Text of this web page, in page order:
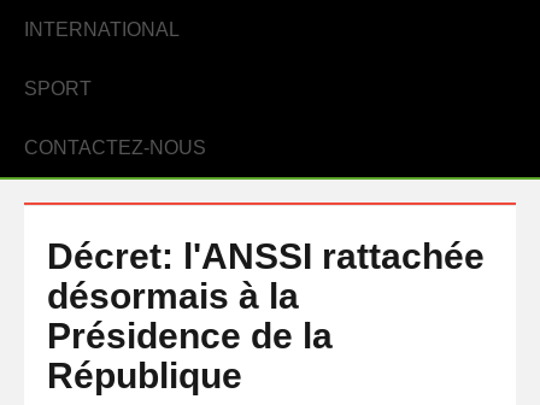
INTERNATIONAL
SPORT
CONTACTEZ-NOUS
Décret: l'ANSSI rattachée
désormais à la
Présidence de la
République